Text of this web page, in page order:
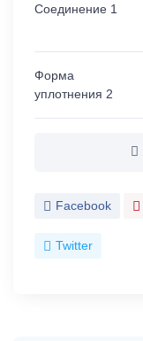
Соединение 1
Форма
уплотнения 2
Facebook
Twitter